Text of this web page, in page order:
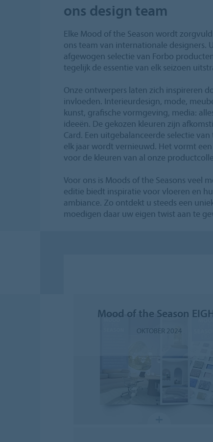
ons design team
Elke Mood of the Season wordt
ons team van internationale designers.
afgewogen selectie van Forbo
tegelijk de essentie van elk seizoen
Onze ontwerpers laten zich inspireren
invloeden. Interieurdesign, mode,
kunst, grafische vormgeving, media:
ideeën. De gekozen kleuren zijn
Card. Een uitgebalanceerde selectie
elk jaar wordt vernieuwd. Het vormt
voor de kleuren van al onze
Voor ons is Moods of the Seasons veel
editie biedt inspiratie voor vloeren en
ambiance. Zo ontdekt u steeds een
moedigen daar uw eigen twist aan te
Mood of the Season
OKTOBER 2024